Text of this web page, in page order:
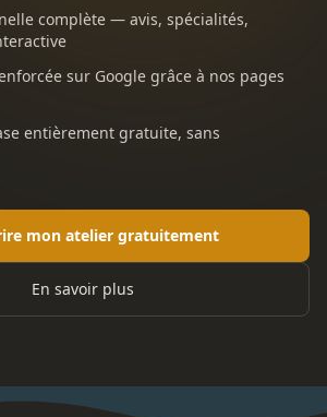
complète — avis, spécialités,
sur Google grâce à nos pages
entièrement gratuite, sans
mon atelier gratuitement
En savoir plus